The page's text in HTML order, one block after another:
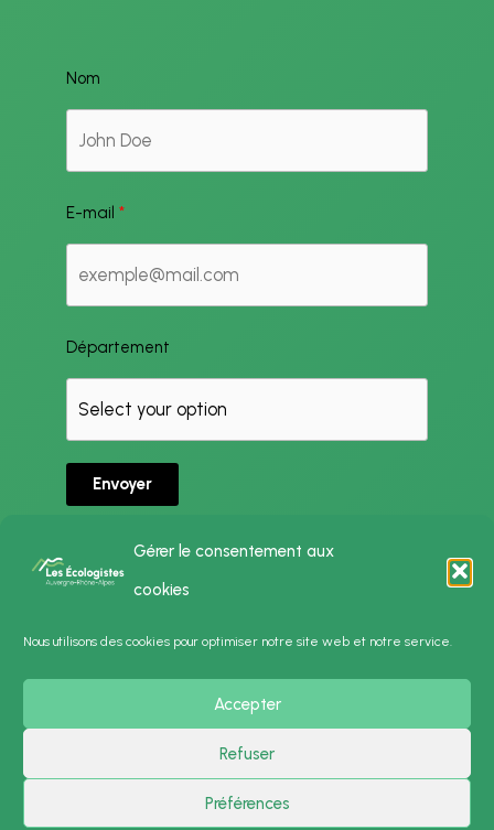
Gérer le consentement aux
cookies
Nous utilisons des cookies pour optimiser notre site web et notre service.
Accepter
Refuser
Préférences
Nom
E-mail
Département
Envoyer
Politique de Confidentialité
Mentions Légales
Presse
Contact
Copyright © 2026 Les Écologistes - Auvergne-Rhône-Alpes | Powered by